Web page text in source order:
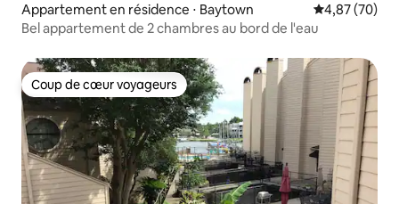
Appartement en résidence ⋅ Baytown Évaluation
4,87 (70)
Bel appartement de 2 chambres au bord de l'eau
Coup de cœur voyageurs
Coup de cœur voyageurs